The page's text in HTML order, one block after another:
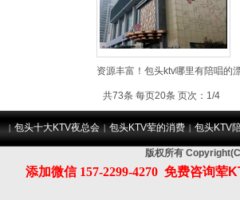
资源丰富！包头ktv哪里有陪唱的
共73条 每页20条 页次：1/4
|包头十大KTV夜总会 |包头KTV荤的消费 |包头KTV
版权所有
添加微信 157-2299-4270 免费咨询荤